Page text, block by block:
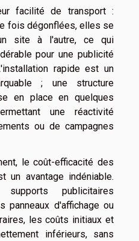
facilité de transport :
fois dégonflées, elles se
site à l'autre, ce qui
pour une publicité
rapide est un
; une structure
en place en quelques
une réactivité
ou de campagnes
le coût-efficacité des
un avantage indéniable.
supports publicitaires
panneaux d'affichage ou
les coûts initiaux et
inférieurs, sans